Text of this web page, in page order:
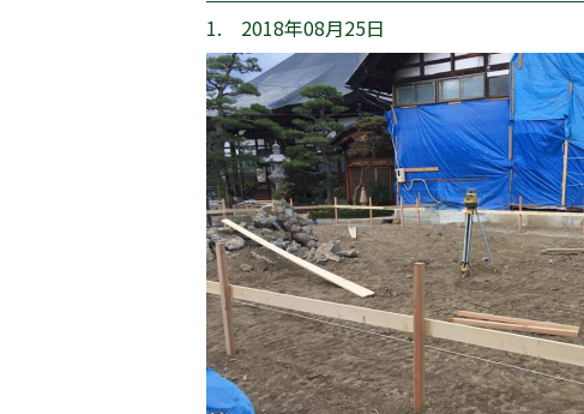
1. 2018年08月25日